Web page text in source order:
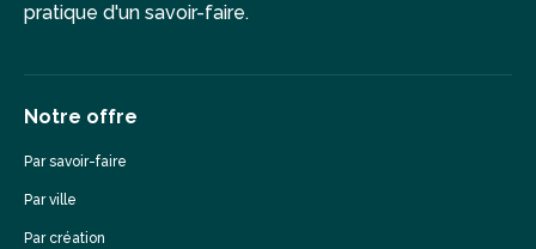
pratique d'un savoir-faire.
Notre offre
Par savoir-faire
Par ville
Par création